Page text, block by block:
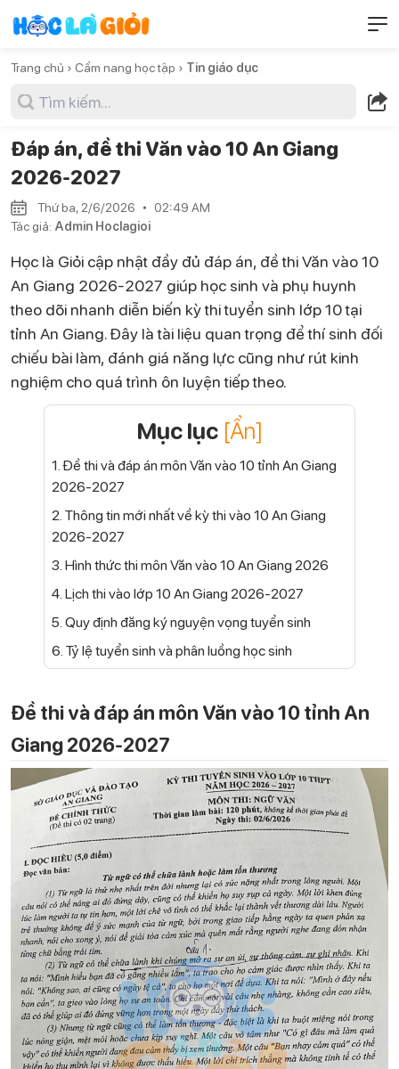
Trang chủ › Cẩm nang học tập › Tin giáo dục
Đáp án, đề thi Văn vào 10 An Giang
2026-2027
Thứ ba, 2/6/2026
02:49 AM
Tác giả: Admin Hoclagioi
Học là Giỏi cập nhật đầy đủ đáp án, đề thi Văn vào 10
An Giang 2026-2027 giúp học sinh và phụ huynh
theo dõi nhanh diễn biến kỳ thi tuyển sinh lớp 10 tại
tỉnh An Giang. Đây là tài liệu quan trọng để thí sinh đối
chiếu bài làm, đánh giá năng lực cũng như rút kinh
nghiệm cho quá trình ôn luyện tiếp theo.
Mục lục [Ẩn]
1. Đề thi và đáp án môn Văn vào 10 tỉnh An Giang
2026-2027
2. Thông tin mới nhất về kỳ thi vào 10 An Giang
2026-2027
3. Hình thức thi môn Văn vào 10 An Giang 2026
4. Lịch thi vào lớp 10 An Giang 2026-2027
5. Quy định đăng ký nguyện vọng tuyển sinh
6. Tỷ lệ tuyển sinh và phân luồng học sinh
Đề thi và đáp án môn Văn vào 10 tỉnh An
Giang 2026-2027